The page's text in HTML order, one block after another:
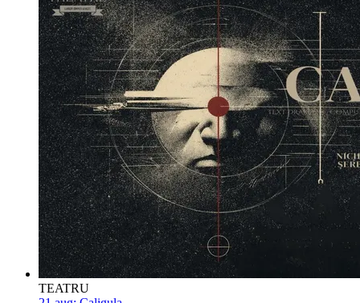
TEATRU